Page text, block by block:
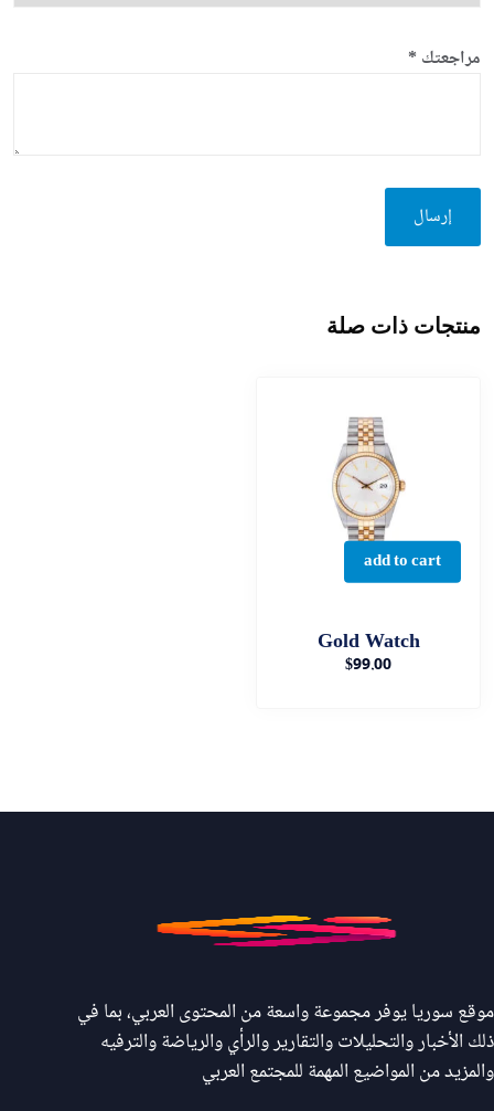
مراجعتك *
منتجات ذات صلة
add to cart
Gold Watch
$99.00
موقع سوريا يوفر مجموعة واسعة من المحتوى العربي، بما في
ذلك الأخبار والتحليلات والتقارير والرأي والرياضة والترفيه
والمزيد من المواضيع المهمة للمجتمع العربي